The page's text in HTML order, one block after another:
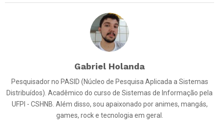
Gabriel Holanda
Pesquisador no PASID (Núcleo de Pesquisa Aplicada a Sistemas
Distribuídos). Acadêmico do curso de Sistemas de Informação pela
UFPI - CSHNB. Além disso, sou apaixonado por animes, mangás,
games, rock e tecnologia em geral.